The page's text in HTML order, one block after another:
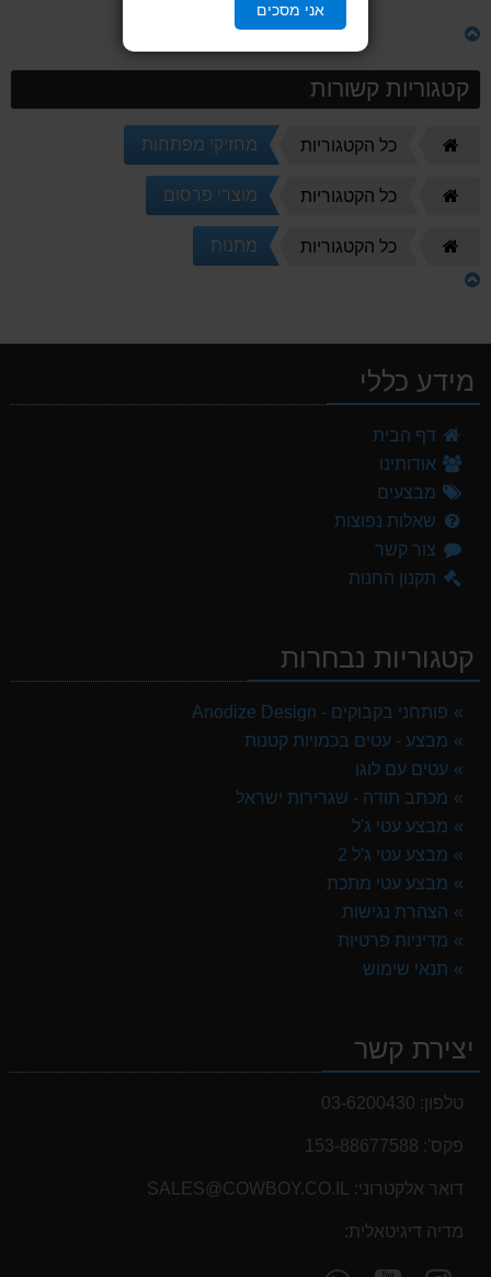
אני מסכים
קטגוריות קשורות
כל הקטגוריות מחזיקי מפתחות
כל הקטגוריות מוצרי פרסום
כל הקטגוריות מתנות
מידע כללי
דף הבית
אודותינו
מבצעים
שאלות נפוצות
צור קשר
תקנון החנות
קטגוריות נבחרות
פותחני בקבוקים - Anodize Design
מבצע - עטים בכמויות קטנות
עטים עם לוגו
מכתב תודה - שגרירות ישראל
מבצע עטי ג'ל
מבצע עטי ג'ל 2
מבצע עטי מתכת
הצהרת נגישות
מדיניות פרטיות
תנאי שימוש
יצירת קשר
טלפון: 03-6200430
פקס': 153-88677588
דואר אלקטרוני: SALES@COWBOY.CO.IL
מדיה דיגיטאלית:
עקוב עקוב